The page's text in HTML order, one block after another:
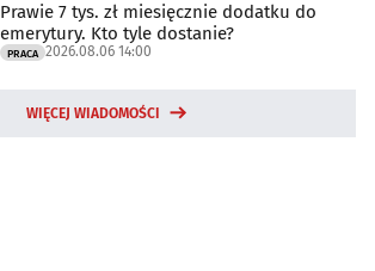
Prawie 7 tys. zł miesięcznie dodatku do
emerytury. Kto tyle dostanie?
PRACA 2026.08.06 14:00
WIĘCEJ WIADOMOŚCI